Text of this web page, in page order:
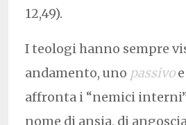
12,49).
I teologi hanno sempre
andamento, uno passivoe
affronta i “nemici
nome di ansia, di